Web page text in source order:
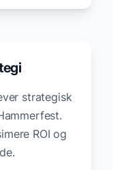
strategisk
.
ROI og